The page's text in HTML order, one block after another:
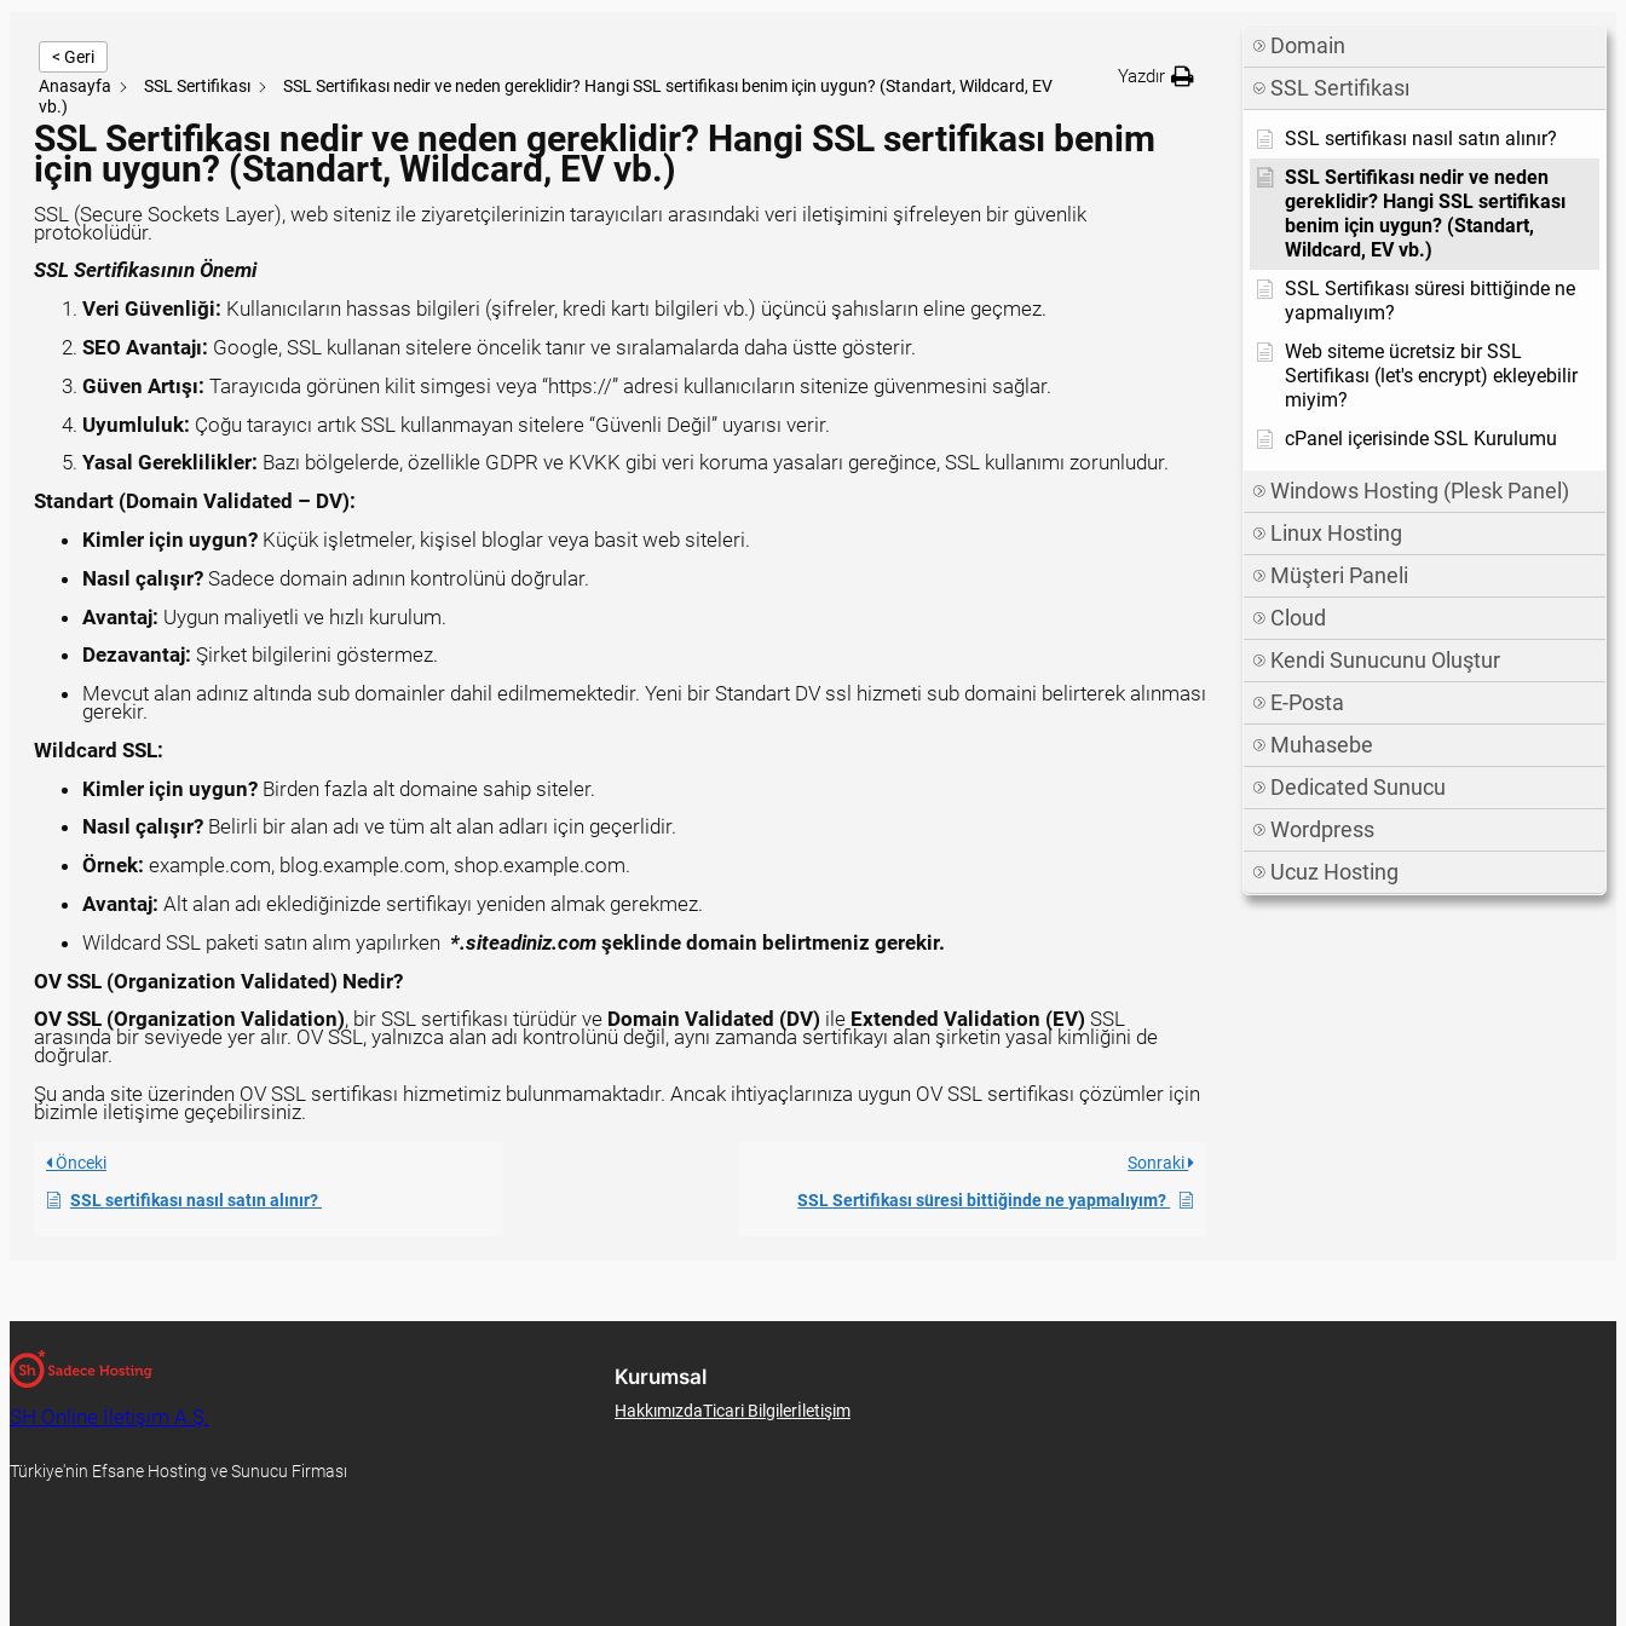
< Geri
Anasayfa
SSL Sertifikası
SSL Sertifikası nedir ve neden gereklidir? Hangi SSL sertifikası benim için uygun? (Standart, Wildcard, EV
vb.)
Yazdır
SSL Sertifikası nedir ve neden gereklidir? Hangi SSL sertifikası benim
için uygun? (Standart, Wildcard, EV vb.)
SSL (Secure Sockets Layer), web siteniz ile ziyaretçilerinizin tarayıcıları arasındaki veri iletişimini şifreleyen bir güvenlik
protokolüdür.
SSL Sertifikasının Önemi
Veri Güvenliği: Kullanıcıların hassas bilgileri (şifreler, kredi kartı bilgileri vb.) üçüncü şahısların eline geçmez.
SEO Avantajı: Google, SSL kullanan sitelere öncelik tanır ve sıralamalarda daha üstte gösterir.
Güven Artışı: Tarayıcıda görünen kilit simgesi veya “https://” adresi kullanıcıların sitenize güvenmesini sağlar.
Uyumluluk: Çoğu tarayıcı artık SSL kullanmayan sitelere “Güvenli Değil” uyarısı verir.
Yasal Gereklilikler: Bazı bölgelerde, özellikle GDPR ve KVKK gibi veri koruma yasaları gereğince, SSL kullanımı zorunludur.
Standart (Domain Validated – DV):
Kimler için uygun? Küçük işletmeler, kişisel bloglar veya basit web siteleri.
Nasıl çalışır? Sadece domain adının kontrolünü doğrular.
Avantaj: Uygun maliyetli ve hızlı kurulum.
Dezavantaj: Şirket bilgilerini göstermez.
Mevcut alan adınız altında sub domainler dahil edilmemektedir. Yeni bir Standart DV ssl hizmeti sub domaini belirterek alınması
gerekir.
Wildcard SSL:
Kimler için uygun? Birden fazla alt domaine sahip siteler.
Nasıl çalışır? Belirli bir alan adı ve tüm alt alan adları için geçerlidir.
Örnek: example.com, blog.example.com, shop.example.com.
Avantaj: Alt alan adı eklediğinizde sertifikayı yeniden almak gerekmez.
Wildcard SSL paketi satın alım yapılırken *.siteadiniz.com şeklinde domain belirtmeniz gerekir.
OV SSL (Organization Validated) Nedir?
OV SSL (Organization Validation), bir SSL sertifikası türüdür ve Domain Validated (DV) ile Extended Validation (EV) SSL
arasında bir seviyede yer alır. OV SSL, yalnızca alan adı kontrolünü değil, aynı zamanda sertifikayı alan şirketin yasal kimliğini de
doğrular.
Şu anda site üzerinden OV SSL sertifikası hizmetimiz bulunmamaktadır. Ancak ihtiyaçlarınıza uygun OV SSL sertifikası çözümler için
bizimle iletişime geçebilirsiniz.
Önceki
SSL sertifikası nasıl satın alınır?
Sonraki
SSL Sertifikası süresi bittiğinde ne yapmalıyım?
Domain
SSL Sertifikası
SSL sertifikası nasıl satın alınır?
SSL Sertifikası nedir ve neden
gereklidir? Hangi SSL sertifikası
benim için uygun? (Standart,
Wildcard, EV vb.)
SSL Sertifikası süresi bittiğinde ne
yapmalıyım?
Web siteme ücretsiz bir SSL
Sertifikası (let's encrypt) ekleyebilir
miyim?
cPanel içerisinde SSL Kurulumu
Windows Hosting (Plesk Panel)
Linux Hosting
Müşteri Paneli
Cloud
Kendi Sunucunu Oluştur
E-Posta
Muhasebe
Dedicated Sunucu
Wordpress
Ucuz Hosting
SH Online İletişim A.Ş.
Türkiye'nin Efsane Hosting ve Sunucu Firması
Kurumsal
HakkımızdaTicari Bilgilerİletişim